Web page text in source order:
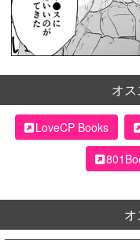
オ
LoveCP Books